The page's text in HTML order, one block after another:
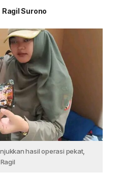
Ragil Surono
hasil operasi pekat,